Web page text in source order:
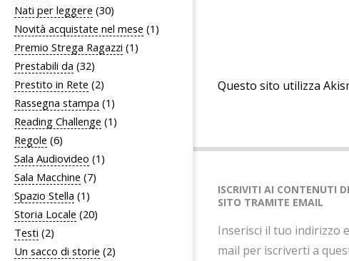
Nati per leggere (30)
Novità acquistate nel mese (1)
Premio Strega Ragazzi (1)
Prestabili da (32)
Prestito in Rete (2)
Rassegna stampa (1)
Reading Challenge (1)
Regole (6)
Sala Audiovideo (1)
Sala Macchine (7)
Spazio Stella (1)
Storia Locale (20)
Testi (2)
Un sacco di storie (2)
Questo sito utilizza
ISCRIVITI AI CONTENUTI
SITO TRAMITE EMAIL
Inserisci il tuo indirizzo
mail per iscriverti a